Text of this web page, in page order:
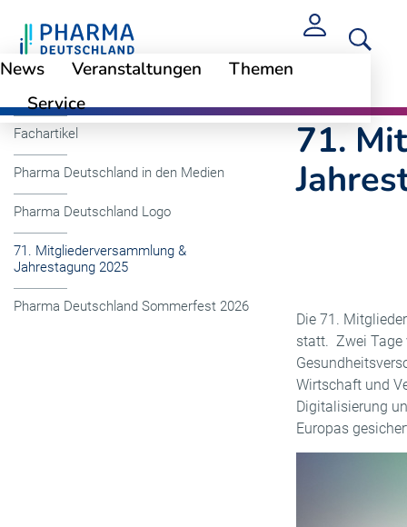
News Veranstaltungen
Themen
Service
Pressefotos
Fachartikel
Pharma Deutschland in den Medien
Pharma Deutschland Logo
71. Mitgliederversammlung &
Jahrestagung 2025
Pharma Deutschland Sommerfest 2026
71.
Die 71.
statt. Zwei Tage
Wirtschaft und
Digitalisierung
Europas